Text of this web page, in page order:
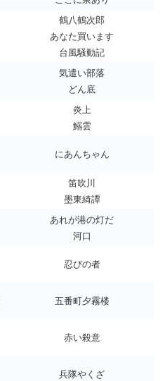
鶴八鶴次郎
あなた買います
台風騒動記
気遣い部落
どん底
炎上
鰯雲
にあんちゃん
笛吹川
墨東綺譚
あれが港の灯だ
河口
忍びの者
五番町夕霧楼
赤い殺意
兵隊やくざ